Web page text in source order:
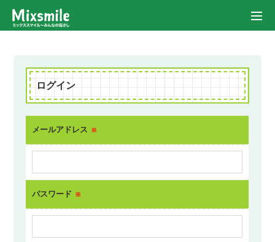
ログイン
メールアドレス ※
パスワード ※